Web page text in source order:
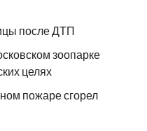
после ДТП
зоопарке
целях
пожаре сгорел